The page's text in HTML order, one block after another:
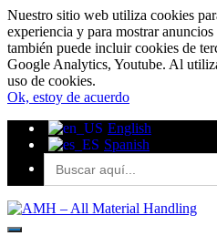
Nuestro sitio web utiliza cookies
experiencia y para mostrar
también puede incluir cookies de
Google Analytics, Youtube. Al
uso de cookies.
Ok, estoy de acuerdo
English
Spanish
Buscar: